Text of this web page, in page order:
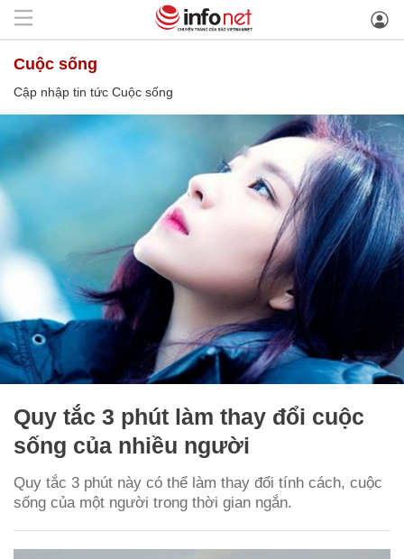
Cuộc sống
Cập nhập tin tức Cuộc sống
Quy tắc 3 phút làm thay đổi cuộc
sống của nhiều người
Quy tắc 3 phút này có thể làm thay đổi tính cách, cuộc
sống của một người trong thời gian ngắn.